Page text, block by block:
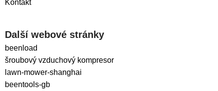
Kontakt
Další webové stránky
beenload
šroubový vzduchový kompresor
lawn-mower-shanghai
beentools-gb